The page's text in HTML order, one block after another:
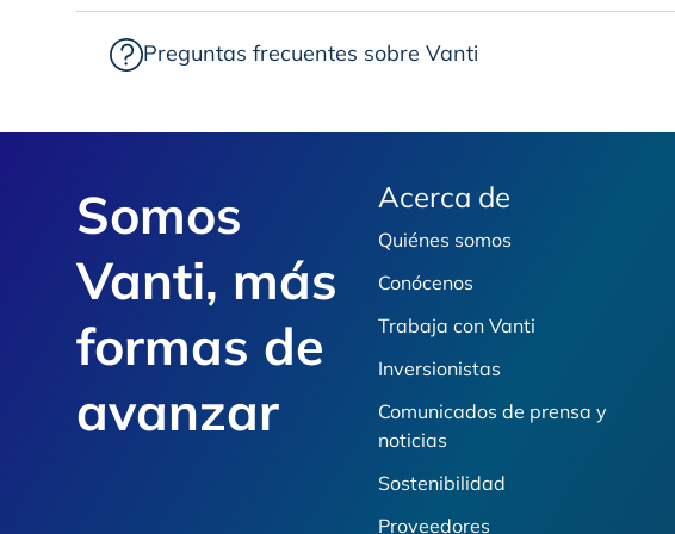
Preguntas frecuentes sobre Vanti
Somos
Vanti, más
formas de
avanzar
Acerca de
Quiénes somos
Conócenos
Trabaja con Vanti
Inversionistas
Comunicados de prensa y
noticias
Sostenibilidad
Proveedores